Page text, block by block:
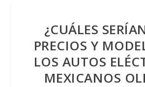
¿CUÁLES
PRECIOS Y
LOS AUTOS
MEXICANOS